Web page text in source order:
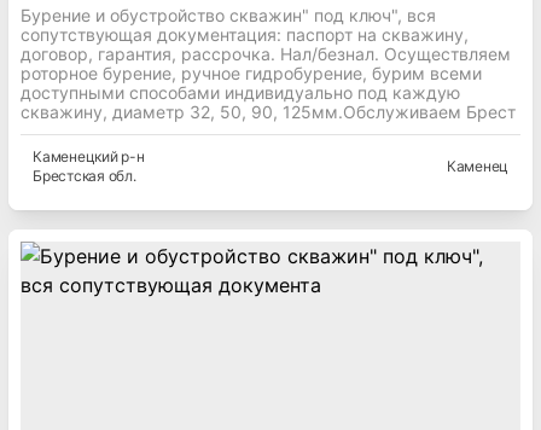
Бурение и обустройство скважин" под ключ", вся
сопутствующая документация: паспорт на скважину,
договор, гарантия, рассрочка. Нал/безнал. Осуществляем
роторное бурение, ручное гидробурение, бурим всеми
доступными способами индивидуально под каждую
скважину, диаметр 32, 50, 90, 125мм.Обслуживаем Брест
Каменецкийр-н
Брестская обл.
Каменец